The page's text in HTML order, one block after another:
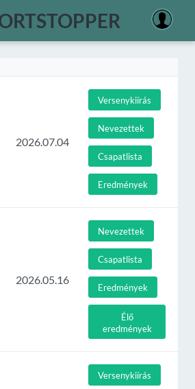
2026.07.04
Versenykiírás
Nevezettek
Csapatlista
Eredmények
2026.05.16
Nevezettek
Csapatlista
Eredmények
Élő
eredmények
Versenykiírás